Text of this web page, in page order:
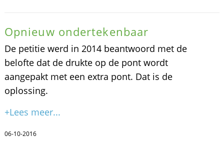
Opnieuw ondertekenbaar
De petitie werd in 2014 beantwoord met de
belofte dat de drukte op de pont wordt
aangepakt met een extra pont. Dat is de
oplossing.
+Lees meer...
06-10-2016